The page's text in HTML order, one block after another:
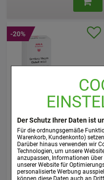
Der Schutz Ihrer Daten ist
Für die ordnungsgemäße
Warenkorb, Kundenkonto)
Darüber hinaus verwenden wir
Technologien, um unsere
anzupassen, Informationen
unserer Website für
personalisierte Werbung
können diese Daten auch an
velati
WALA Heilmittel GmbH
20g Globuli
00081441
Nur:
-20%